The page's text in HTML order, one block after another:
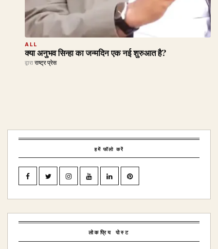
ALL
क्या अनुभव सिन्हा का जन्मदिन एक नई शुरुआत है?
द्वारा राष्ट्र प्रेस
हमें फॉलो करें
लोकप्रिय पोस्ट